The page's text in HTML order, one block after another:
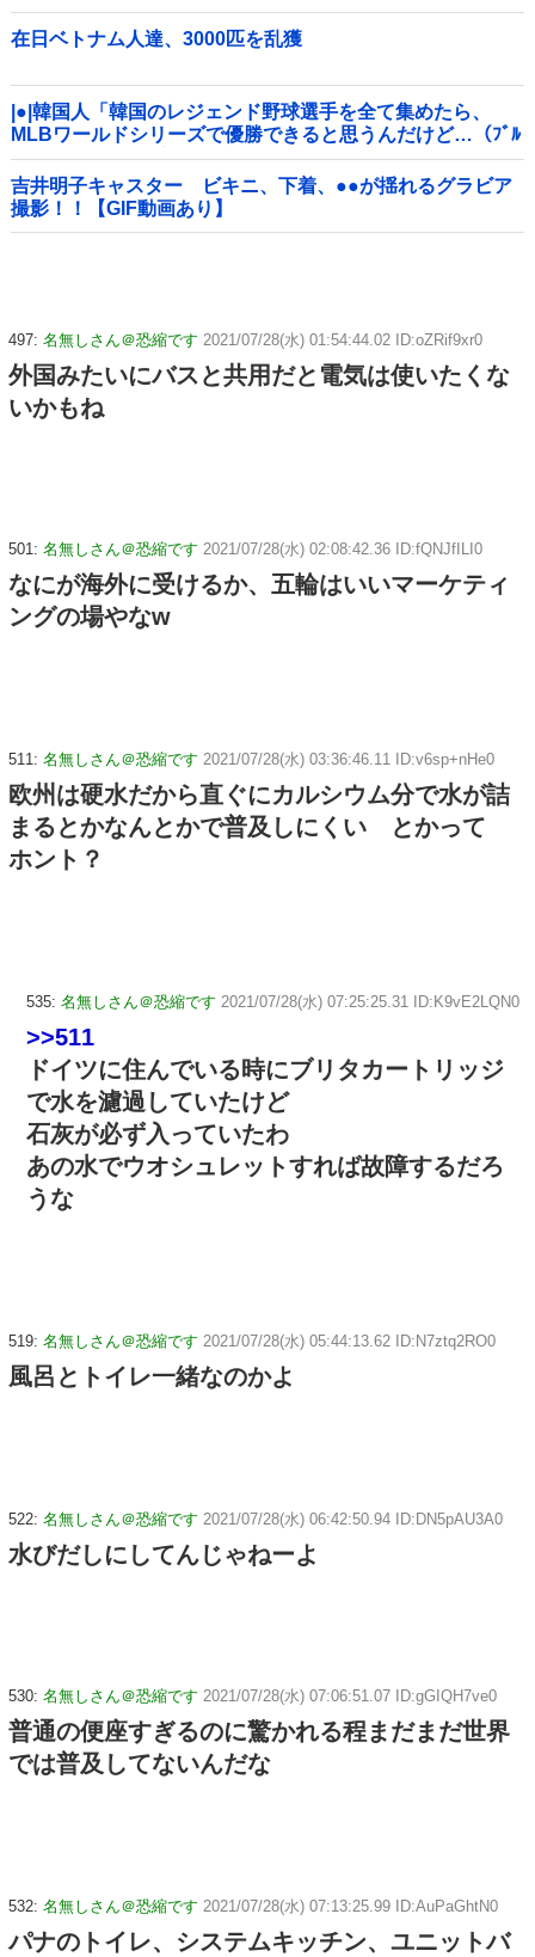
在日ベトナム人達、3000匹を乱獲
|●|韓国人「韓国のレジェンド野球選手を全て集めたら、
MLBワールドシリーズで優勝できると思うんだけど…（ﾌﾞﾙ
ﾌﾞﾙ」＝韓国の反応
吉井明子キャスター ビキニ、下着、●●が揺れるグラビア
撮影！！【GIF動画あり】
497: 名無しさん＠恐縮です 2021/07/28(水) 01:54:44.02 ID:oZRif9xr0
外国みたいにバスと共用だと電気は使いたくな
いかもね
501: 名無しさん＠恐縮です 2021/07/28(水) 02:08:42.36 ID:fQNJfILI0
なにが海外に受けるか、五輪はいいマーケティ
ングの場やなw
511: 名無しさん＠恐縮です 2021/07/28(水) 03:36:46.11 ID:v6sp+nHe0
欧州は硬水だから直ぐにカルシウム分で水が詰
まるとかなんとかで普及しにくい とかって
ホント？
535: 名無しさん＠恐縮です 2021/07/28(水) 07:25:25.31 ID:K9vE2LQN0
>>511
ドイツに住んでいる時にブリタカートリッジ
で水を濾過していたけど
石灰が必ず入っていたわ
あの水でウオシュレットすれば故障するだろ
うな
519: 名無しさん＠恐縮です 2021/07/28(水) 05:44:13.62 ID:N7ztq2RO0
風呂とトイレ一緒なのかよ
522: 名無しさん＠恐縮です 2021/07/28(水) 06:42:50.94 ID:DN5pAU3A0
水びだしにしてんじゃねーよ
530: 名無しさん＠恐縮です 2021/07/28(水) 07:06:51.07 ID:gGIQH7ve0
普通の便座すぎるのに驚かれる程まだまだ世界
では普及してないんだな
532: 名無しさん＠恐縮です 2021/07/28(水) 07:13:25.99 ID:AuPaGhtN0
パナのトイレ、システムキッチン、ユニットバ